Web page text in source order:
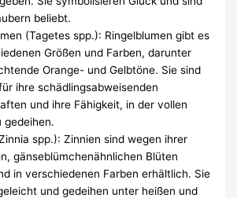
beliebt.
(Tagetes spp.): Ringelblumen gibt es
Größen und Farben, darunter
Orange- und Gelbtöne. Sie sind
ihre schädlingsabweisenden
und ihre Fähigkeit, in der vollen
gedeihen.
spp.): Zinnien sind wegen ihrer
gänseblümchenähnlichen Blüten
in verschiedenen Farben erhältlich. Sie
und gedeihen unter heißen und